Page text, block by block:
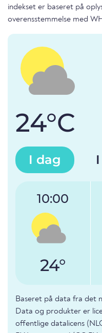
indekset er baseret på
overensstemmelse med
24°C
I dag
10:00
24°
Baseret på data fra det
Data og produkter er
offentlige datalicens